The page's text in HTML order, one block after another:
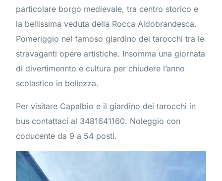
particolare borgo medievale, tra centro storico e
la bellissima veduta della Rocca Aldobrandesca.
Pomeriggio nel famoso giardino dei tarocchi tra le
stravaganti opere artistiche. Insomma una giornata
di divertimennto e cultura per chiudere l’anno
scolastico in bellezza.
Per visitare Capalbio e il giardino dei tarocchi in
bus contattaci al 3481641160. Noleggio con
coducente da 9 a 54 posti.